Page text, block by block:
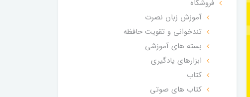
فروشگاه
آموزش زبان نصرت
تندخوانی و تقویت حافظه
بسته های آموزشی
ابزارهای یادگیری
کتاب
کتاب های صوتی